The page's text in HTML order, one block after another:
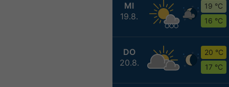
MI
19.8.
19 °C
16 °C
DO
20.8.
20 °C
17 °C